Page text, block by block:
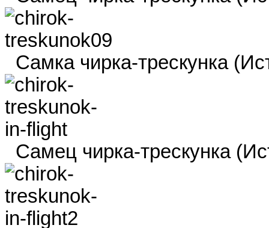
Самка чирка-трескунка
Самец чирка-трескунка